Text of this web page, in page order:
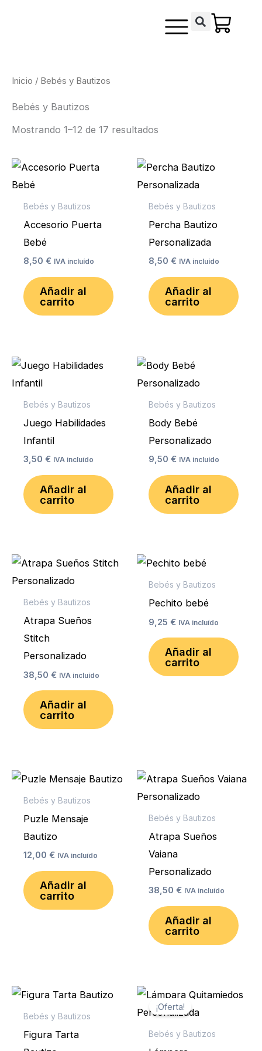
Inicio / Bebés y Bautizos
Bebés y Bautizos
Mostrando 1–12 de 17 resultados
los
últimos
Bebés y Bautizos
Accesorio Puerta
Bebé
8,50 € IVA incluído
Añadir al
carrito
Bebés y Bautizos
Percha Bautizo
Personalizada
8,50 € IVA incluído
Añadir al
carrito
Bebés y Bautizos
Juego Habilidades
Infantil
3,50 € IVA incluído
Añadir al
carrito
Bebés y Bautizos
Body Bebé
Personalizado
9,50 € IVA incluído
Añadir al
carrito
Bebés y Bautizos
Atrapa Sueños
Stitch
Personalizado
38,50 € IVA incluído
Añadir al
carrito
Bebés y Bautizos
Pechito bebé
9,25 € IVA incluído
Añadir al
carrito
Bebés y Bautizos
Puzle Mensaje
Bautizo
12,00 € IVA incluído
Añadir al
carrito
Bebés y Bautizos
Atrapa Sueños
Vaiana
Personalizado
38,50 € IVA incluído
Añadir al
carrito
Bebés y Bautizos
Figura Tarta
¡Oferta!
Bebés y Bautizos
El
precio
original
20,00 €.
El
precio
18,75 €.